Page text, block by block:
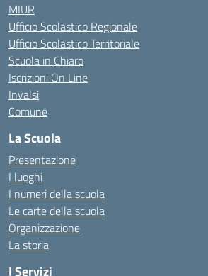
MIUR
Ufficio Scolastico Regionale
Ufficio Scolastico Territoriale
Scuola in Chiaro
Iscrizioni On Line
Invalsi
Comune
La Scuola
Presentazione
I luoghi
I numeri della scuola
Le carte della scuola
Organizzazione
La storia
I Servizi